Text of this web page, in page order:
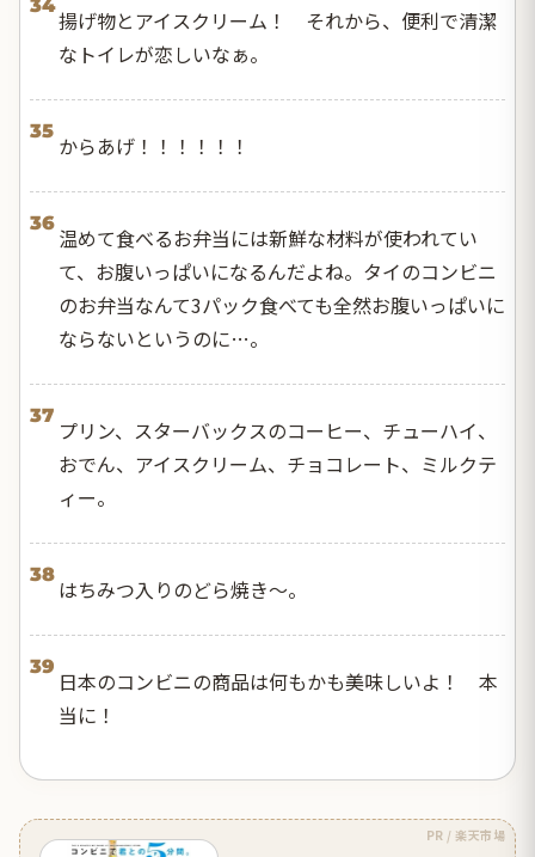
34
揚げ物とアイスクリーム！ それから、便利で清潔
なトイレが恋しいなぁ。
35
からあげ！！！！！！
36
温めて食べるお弁当には新鮮な材料が使われてい
て、お腹いっぱいになるんだよね。タイのコンビニ
のお弁当なんて3パック食べても全然お腹いっぱいに
ならないというのに…。
37
プリン、スターバックスのコーヒー、チューハイ、
おでん、アイスクリーム、チョコレート、ミルクテ
ィー。
38
はちみつ入りのどら焼き～。
39
日本のコンビニの商品は何もかも美味しいよ！ 本
当に！
PR / 楽天市場